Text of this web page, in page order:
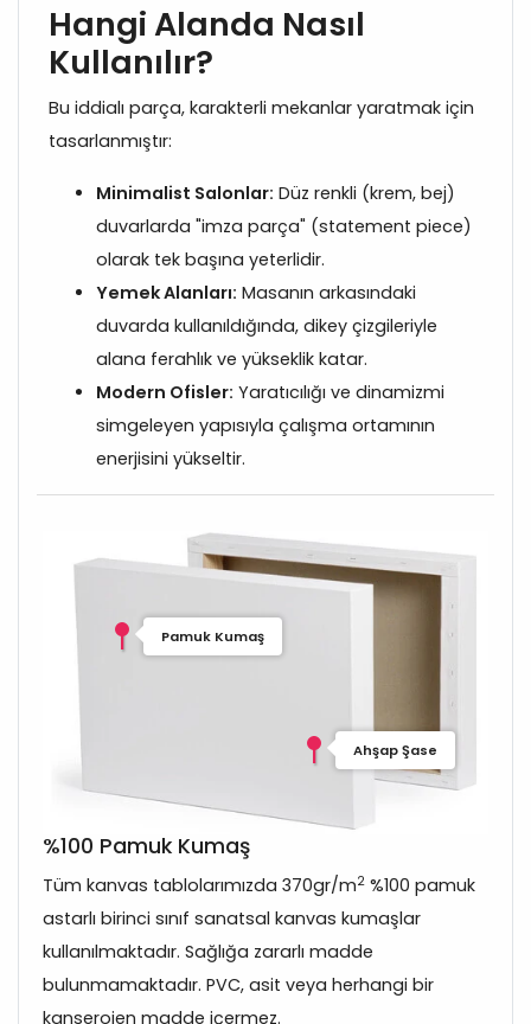
Hangi Alanda Nasıl
Kullanılır?
Bu iddialı parça, karakterli mekanlar yaratmak için
tasarlanmıştır:
Minimalist Salonlar: Düz renkli (krem, bej)
duvarlarda "imza parça" (statement piece)
olarak tek başına yeterlidir.
Yemek Alanları: Masanın arkasındaki
duvarda kullanıldığında, dikey çizgileriyle
alana ferahlık ve yükseklik katar.
Modern Ofisler: Yaratıcılığı ve dinamizmi
simgeleyen yapısıyla çalışma ortamının
enerjisini yükseltir.
Pamuk Kumaş
Ahşap Şase
%100 Pamuk Kumaş
Tüm kanvas tablolarımızda 370gr/m2 %100 pamuk
astarlı birinci sınıf sanatsal kanvas kumaşlar
kullanılmaktadır. Sağlığa zararlı madde
bulunmamaktadır. PVC, asit veya herhangi bir
kanserojen madde içermez.